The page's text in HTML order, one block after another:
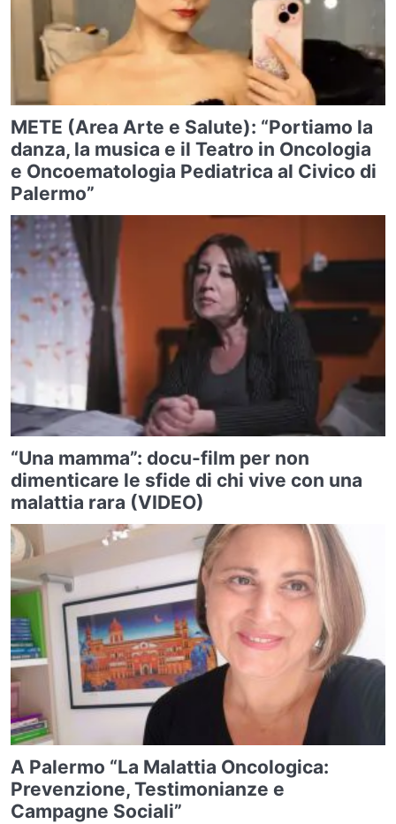
METE (Area Arte e Salute): “Portiamo la
danza, la musica e il Teatro in Oncologia
e Oncoematologia Pediatrica al Civico di
Palermo”
“Una mamma”: docu-film per non
dimenticare le sfide di chi vive con una
malattia rara (VIDEO)
A Palermo “La Malattia Oncologica:
Prevenzione, Testimonianze e
Campagne Sociali”